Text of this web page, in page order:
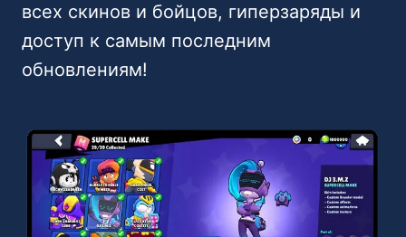
всех скинов и бойцов, гиперзаряды и
доступ к самым последним
обновлениям!